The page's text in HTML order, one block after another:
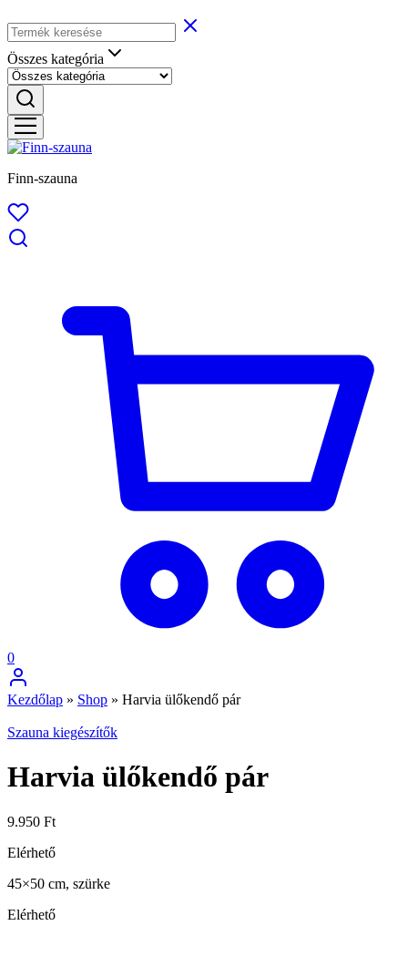
Összes kategória
Finn-szauna
0
Kezdőlap » Shop » Harvia ülőkendő pár
Szauna kiegészítők
Harvia ülőkendő pár
9.950 Ft
Elérhető
45×50 cm, szürke
Elérhető